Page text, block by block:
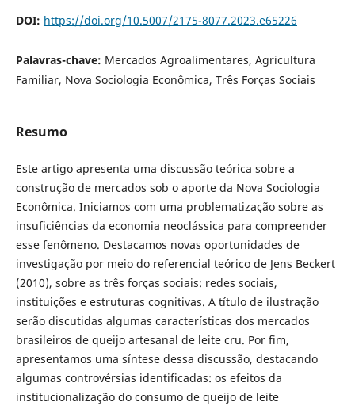
DOI: https://doi.org/10.5007/2175-8077.2023.e65226
Palavras-chave: Mercados Agroalimentares, Agricultura
Familiar, Nova Sociologia Econômica, Três Forças Sociais
Resumo
Este artigo apresenta uma discussão teórica sobre a
construção de mercados sob o aporte da Nova Sociologia
Econômica. Iniciamos com uma problematização sobre as
insuficiências da economia neoclássica para compreender
esse fenômeno. Destacamos novas oportunidades de
investigação por meio do referencial teórico de Jens Beckert
(2010), sobre as três forças sociais: redes sociais,
instituições e estruturas cognitivas. A título de ilustração
serão discutidas algumas características dos mercados
brasileiros de queijo artesanal de leite cru. Por fim,
apresentamos uma síntese dessa discussão, destacando
algumas controvérsias identificadas: os efeitos da
institucionalização do consumo de queijo de leite